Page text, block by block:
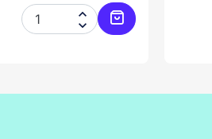


Ajouter au panier